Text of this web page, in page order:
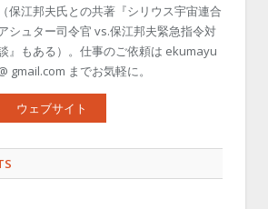
（保江邦夫氏との共著『シリウス宇宙連合
シュター司令官 vs.保江邦夫緊急指令対
』もある）。仕事のご依頼は ekumayu
gmail.com までお気軽に。
ウェブサイト